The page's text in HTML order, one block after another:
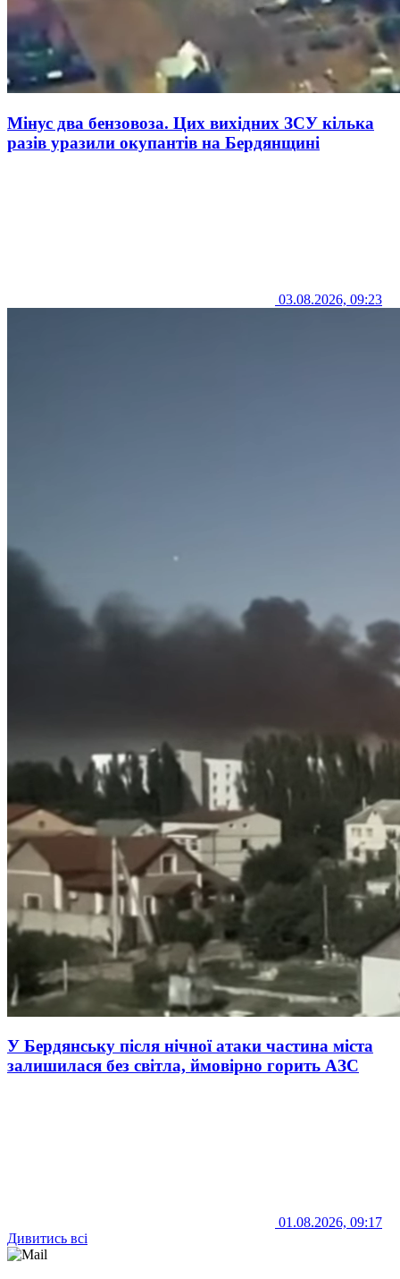
Мінус два бензовоза. Цих вихідних ЗСУ кілька
разів уразили окупантів на Бердянщині
03.08.2026, 09:23
У Бердянську після нічної атаки частина міста
залишилася без світла, ймовірно горить АЗС
01.08.2026, 09:17
Дивитись всі